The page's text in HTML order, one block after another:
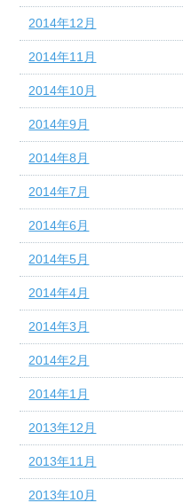
2014年12月
2014年11月
2014年10月
2014年9月
2014年8月
2014年7月
2014年6月
2014年5月
2014年4月
2014年3月
2014年2月
2014年1月
2013年12月
2013年11月
2013年10月